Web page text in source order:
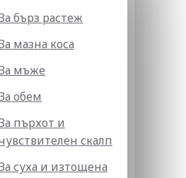
бърз растеж
мазна коса
мъже
обем
пърхот и
скалп
суха и изтощена